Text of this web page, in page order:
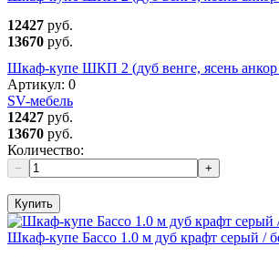
12427 руб.
13670 руб.
Шкаф-купе ШКП 2 (дуб венге, ясень анкор
Артикул: 0
SV-мебель
12427 руб.
13670 руб.
Количество:
− +
Купить
Шкаф-купе Бассо 1.0 м дуб крафт серый /